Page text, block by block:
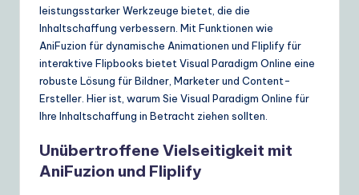
D
ai
ly
G
ui
leistungsstarker Werkzeuge bietet, die die
Inhaltschaffung verbessern. Mit Funktionen wie
AniFuzion für dynamische Animationen und Fliplify für
interaktive Flipbooks bietet Visual Paradigm Online eine
robuste Lösung für Bildner, Marketer und Content-
Ersteller. Hier ist, warum Sie Visual Paradigm Online für
Ihre Inhaltschaffung in Betracht ziehen sollten.
Unübertroffene Vielseitigkeit mit
AniFuzion und Fliplify